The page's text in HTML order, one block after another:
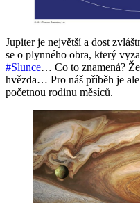
Jupiter je největší a dost
se o plynného obra, který
#Slunce… Co to znamená?
hvězda… Pro náš příběh je
početnou rodinu měsíců.